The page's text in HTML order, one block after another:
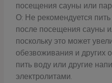
посещения сауны или
О: Не рекомендуется
после посещения сауны
поскольку это может
обезвоживания и других
пить воду или другие
электролитами.